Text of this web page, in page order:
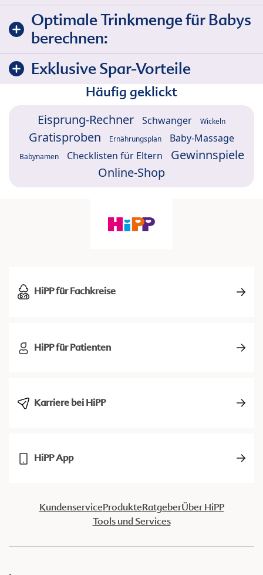
Optimale Trinkmenge für Babys
berechnen:
Exklusive Spar-Vorteile
Häufig geklickt
Eisprung-Rechner Schwanger Wickeln
Gratisproben Ernährungsplan Baby-Massage
Babynamen Checklisten für Eltern
Gewinnspiele
Online-Shop
HiPP für Fachkreise
HiPP für Patienten
Karriere bei HiPP
HiPP App
KundenserviceProdukteRatgeberÜber HiPP
Tools und Services